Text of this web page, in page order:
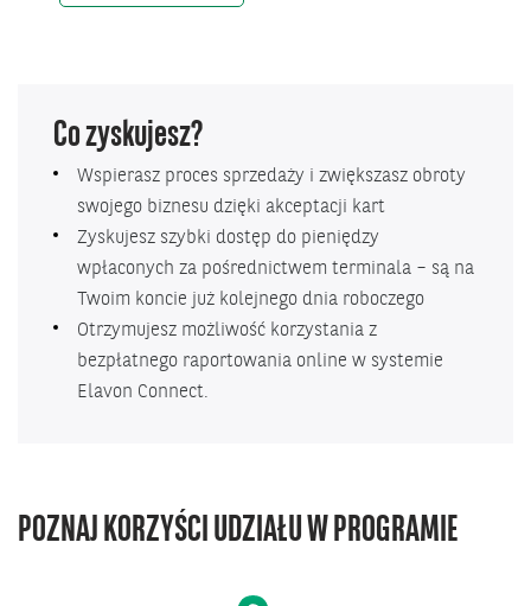
Co zyskujesz?
Wspierasz proces sprzedaży i zwiększasz obroty
swojego biznesu dzięki akceptacji kart
Zyskujesz szybki dostęp do pieniędzy
wpłaconych za pośrednictwem terminala – są na
Twoim koncie już kolejnego dnia roboczego
Otrzymujesz możliwość korzystania z
bezpłatnego raportowania online w systemie
Elavon Connect.
POZNAJ KORZYŚCI UDZIAŁU W PROGRAMIE